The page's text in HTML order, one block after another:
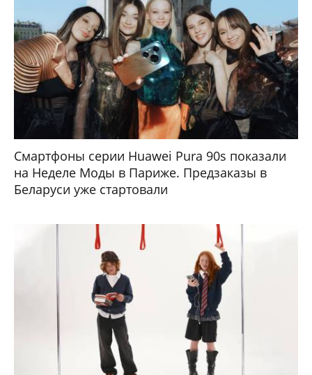
Смартфоны серии Huawei Pura 90s показали
на Неделе Моды в Париже. Предзаказы в
Беларуси уже стартовали